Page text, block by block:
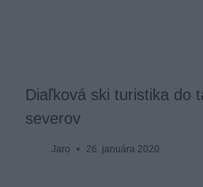
Diaľková ski turistika do
severov
Jaro 26. januára 2020